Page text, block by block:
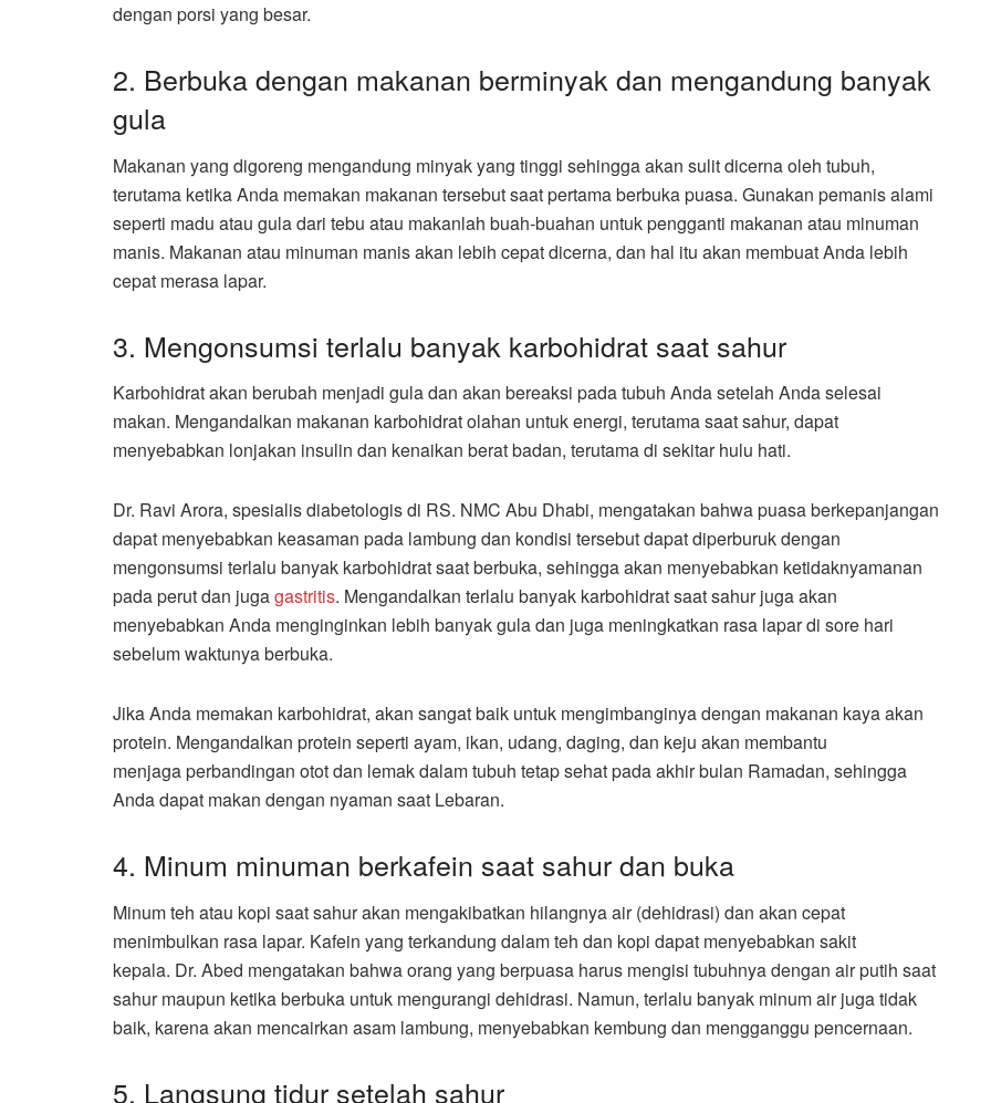
dengan porsi yang besar.
2. Berbuka dengan makanan berminyak dan mengandung banyak
gula
Makanan yang digoreng mengandung minyak yang tinggi sehingga akan sulit dicerna oleh tubuh,
terutama ketika Anda memakan makanan tersebut saat pertama berbuka puasa. Gunakan pemanis alami
seperti madu atau gula dari tebu atau makanlah buah-buahan untuk pengganti makanan atau minuman
manis. Makanan atau minuman manis akan lebih cepat dicerna, dan hal itu akan membuat Anda lebih
cepat merasa lapar.
3. Mengonsumsi terlalu banyak karbohidrat saat sahur
Karbohidrat akan berubah menjadi gula dan akan bereaksi pada tubuh Anda setelah Anda selesai
makan. Mengandalkan makanan karbohidrat olahan untuk energi, terutama saat sahur, dapat
menyebabkan lonjakan insulin dan kenaikan berat badan, terutama di sekitar hulu hati.
Dr. Ravi Arora, spesialis diabetologis di RS. NMC Abu Dhabi, mengatakan bahwa puasa berkepanjangan
dapat menyebabkan keasaman pada lambung dan kondisi tersebut dapat diperburuk dengan
mengonsumsi terlalu banyak karbohidrat saat berbuka, sehingga akan menyebabkan ketidaknyamanan
pada perut dan jugagastritis. Mengandalkan terlalu banyak karbohidrat saat sahur juga akan
menyebabkan Anda menginginkan lebih banyak gula dan juga meningkatkan rasa lapar di sore hari
sebelum waktunya berbuka.
Jika Anda memakan karbohidrat, akan sangat baik untuk mengimbanginya dengan makanan kaya akan
protein. Mengandalkan protein seperti ayam, ikan, udang, daging, dan keju akan membantu
menjaga perbandingan otot dan lemak dalam tubuh tetap sehat pada akhir bulan Ramadan, sehingga
Anda dapat makan dengan nyaman saat Lebaran.
4. Minum minuman berkafein saat sahur dan buka
Minum teh atau kopi saat sahur akan mengakibatkan hilangnya air (dehidrasi) dan akan cepat
menimbulkan rasa lapar. Kafein yang terkandung dalam teh dan kopi dapat menyebabkan sakit
kepala. Dr. Abed mengatakan bahwa orang yang berpuasa harus mengisi tubuhnya dengan air putih saat
sahur maupun ketika berbuka untuk mengurangi dehidrasi. Namun, terlalu banyak minum air juga tidak
baik, karena akan mencairkan asam lambung, menyebabkan kembung dan mengganggu pencernaan.
5. Langsung tidur setelah sahur